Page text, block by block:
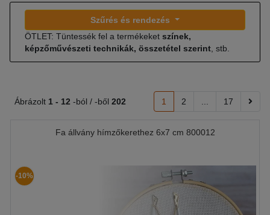
Szűrés és rendezés
ÖTLET: Tüntessék fel a termékeket színek,
képzőművészeti technikák, összetétel szerint , stb.
Ábrázolt 1 - 12 -ból / -ből 202 1 2 17
Fa állvány hímzőkerethez 6x7 cm 800012
-10%